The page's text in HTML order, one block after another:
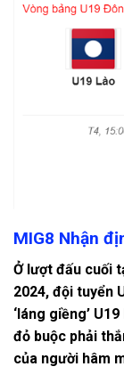
MIG8 Nhận
Ở lượt đấu cuối
2024, đội tuyển
‘láng giềng’
đỏ buộc phải
của người hâm